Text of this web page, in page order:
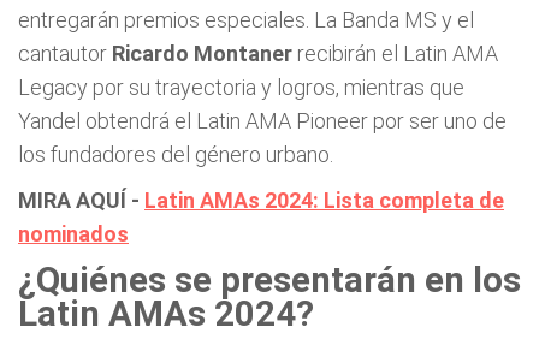
entregarán premios especiales. La Banda MS y el
cantautor Ricardo Montaner recibirán el Latin AMA
Legacy por su trayectoria y logros, mientras que
Yandel obtendrá el Latin AMA Pioneer por ser uno de
los fundadores del género urbano.
MIRA AQUÍ - Latin AMAs 2024: Lista completa de
nominados
¿Quiénes se presentarán en los
Latin AMAs 2024?